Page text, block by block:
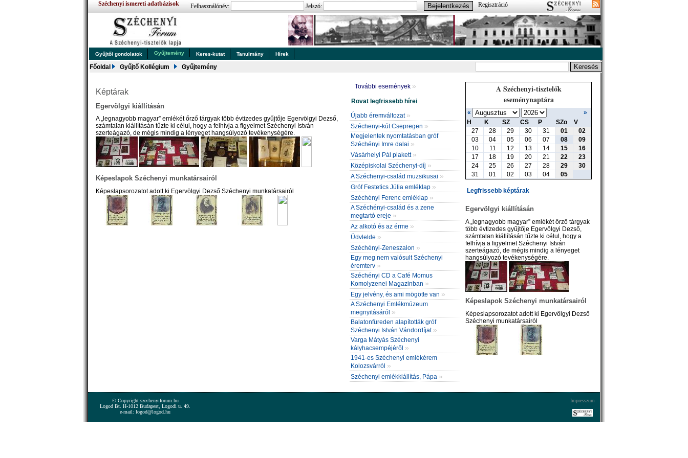
Széchenyi ismereti adatbázisok Felhasználónév: Jelszó: Regisztráció
Gyűjtői gondolatok Gyűjtemény Keres-kutat Tanulmány Hírek
Főoldal Gyűjtő Kollégium Gyűjtemény
Képtárak
Egervölgyi kiállításán
A „legnagyobb magyar” emlékét őrző tárgyak több évtizedes gyűjtője Egervölgyi Dezső,
számtalan kiállításán tűzte ki célul, hogy a felhívja a figyelmet Széchenyi István
szerteágazó, de mégis mindig a lényeget hangsúlyozó tevékenységére.
Képeslapok Széchenyi munkatársairól
Képeslapsorozatot adott ki Egervölgyi Dezső Széchenyi munkatársairól
További események »
Rovat legfrissebb hírei
Újabb éremváltozat »
Széchenyi-kút Csepregen »
Megjelentek nyomtatásban gróf
Széchényi Imre dalai »
Vásárhelyi Pál plakett »
Középiskolai Széchenyi-díj »
A Széchenyi-család muzsikusai »
Gróf Festetics Júlia emléklap »
Széchényi Ferenc emléklap »
A Széchényi-család és a zene
megtartó ereje »
Az alkotó és az érme »
Üdvlelde »
Széchényi-Zeneszalon »
Egy meg nem valósult Széchenyi
éremterv »
Széchényi CD a Café Momus
Komolyzenei Magazinban »
Egy jelvény, és ami mögötte van »
A Széchenyi Emlékmúzeum
megnyitásáról »
Balatonfüreden alapították gróf
Széchenyi István Vándordíjat »
Varga Mátyás Széchenyi
kályhacsempéjéről »
1941-es Széchenyi emlékérem
Kolozsvárról »
Széchenyi emlékkiállítás, Pápa »
A Széchenyi-tisztelők
eseménynaptára
«
»
H
K SZ CS P SZo
V
27
28 29 30 31 01
02
03
04 05 06 07 08
09
10
11 12 13 14 15
16
17
18 19 20 21 22
23
24
25 26 27 28 29
30
31
01 02 03 04 05
Legfrissebb képtárak
Egervölgyi kiállításán
A „legnagyobb magyar” emlékét őrző tárgyak
több évtizedes gyűjtője Egervölgyi Dezső,
számtalan kiállításán tűzte ki célul, hogy a
felhívja a figyelmet Széchenyi István
szerteágazó, de mégis mindig a lényeget
hangsúlyozó tevékenységére.
Képeslapok Széchenyi munkatársairól
Képeslapsorozatot adott ki Egervölgyi Dezső
Széchenyi munkatársairól
Impresszum
© Copyright szechenyiforum.hu
Logod Bt. H-1012 Budapest, Logodi u. 49.
e-mail: logod@logod.hu